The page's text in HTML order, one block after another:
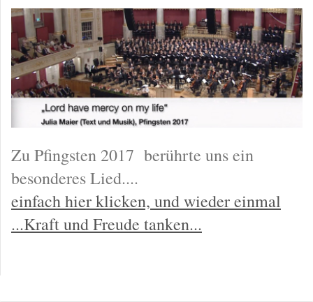
Zu Pfingsten 2017 berührte uns ein
besonderes Lied....
einfach hier klicken, und wieder einmal
...Kraft und Freude tanken...